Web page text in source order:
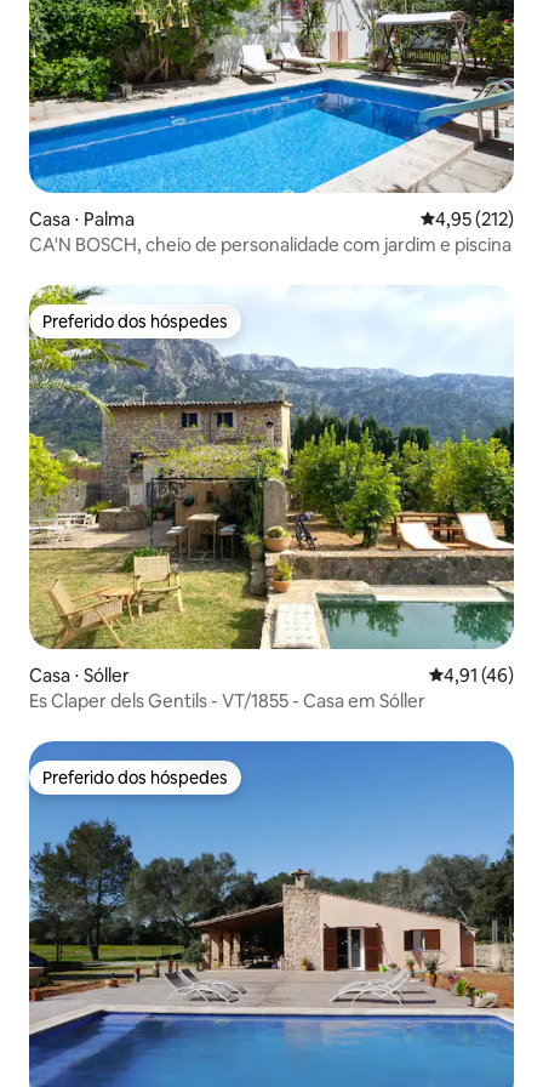
Casa ⋅ Palma 4,95 de uma
4,95 (212)
CA'N BOSCH, cheio de personalidade com jardim e piscina
Preferido dos hóspedes
Preferido dos hóspedes
Casa ⋅ Sóller 4,91 de uma
4,91 (46)
Es Claper dels Gentils - VT/1855 - Casa em Sóller
Preferido dos hóspedes
Preferido dos hóspedes